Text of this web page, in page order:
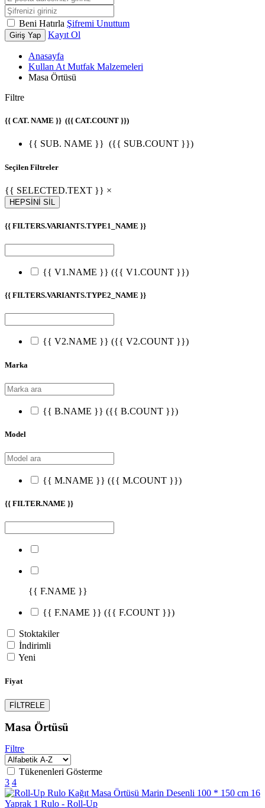
Beni Hatırla Şifremi Unuttum
Giriş Yap Kayıt Ol
Anasayfa
Kullan At Mutfak Malzemeleri
Masa Örtüsü
Filtre
{{ CAT. NAME }} ({{ CAT.COUNT }})
{{ SUB. NAME }} ({{ SUB.COUNT }})
Seçilen Filtreler
{{ SELECTED.TEXT }} ×
HEPSİNİ SİL
{{ FILTERS.VARIANTS.TYPE1_NAME }}
{{ V1.NAME }} ({{ V1.COUNT }})
{{ FILTERS.VARIANTS.TYPE2_NAME }}
{{ V2.NAME }} ({{ V2.COUNT }})
Marka
{{ B.NAME }} ({{ B.COUNT }})
Model
{{ M.NAME }} ({{ M.COUNT }})
{{ FILTER.NAME }}
{{ F.NAME }}
{{ F.NAME }} ({{ F.COUNT }})
Stoktakiler
İndirimli
Yeni
Fiyat
FİLTRELE
Masa Örtüsü
Filtre
Tükenenleri Gösterme
3 4